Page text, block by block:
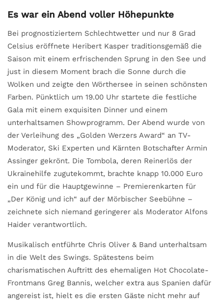
Es war ein Abend voller Höhepunkte
Bei prognostiziertem Schlechtwetter und nur 8 Grad
Celsius eröffnete Heribert Kasper traditionsgemäß die
Saison mit einem erfrischenden Sprung in den See und
just in diesem Moment brach die Sonne durch die
Wolken und zeigte den Wörthersee in seinen schönsten
Farben. Pünktlich um 19.00 Uhr startete die festliche
Gala mit einem exquisiten Dinner und einem
unterhaltsamen Showprogramm. Der Abend wurde von
der Verleihung des „Golden Werzers Award“ an TV-
Moderator, Ski Experten und Kärnten Botschafter Armin
Assinger gekrönt. Die Tombola, deren Reinerlös der
Ukrainehilfe zugutekommt, brachte knapp 10.000 Euro
ein und für die Hauptgewinne – Premierenkarten für
„Der König und ich“ auf der Mörbischer Seebühne –
zeichnete sich niemand geringerer als Moderator Alfons
Haider verantwortlich.
Musikalisch entführte Chris Oliver & Band unterhaltsam
in die Welt des Swings. Spätestens beim
charismatischen Auftritt des ehemaligen Hot Chocolate-
Frontmans Greg Bannis, welcher extra aus Spanien dafür
angereist ist, hielt es die ersten Gäste nicht mehr auf